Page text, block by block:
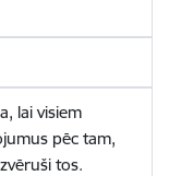
lai visiem
pēc tam,
tos.